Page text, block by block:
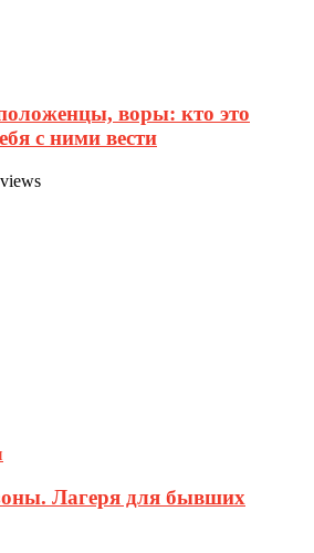
воры: кто это
с ними вести
Лагеря для бывших